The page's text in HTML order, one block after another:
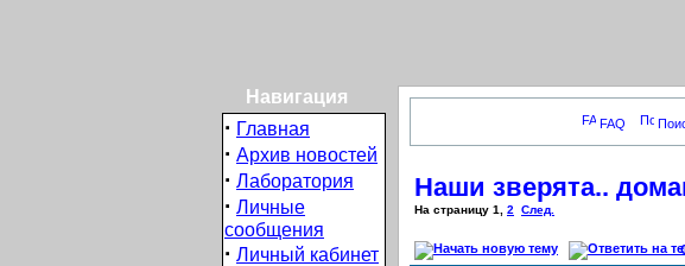
Навигация
· Главная
· Архив новостей
· Лаборатория
· Личные
сообщения
· Личный кабинет
FAQ
Наши зверята..
На страницу 1 2 След.